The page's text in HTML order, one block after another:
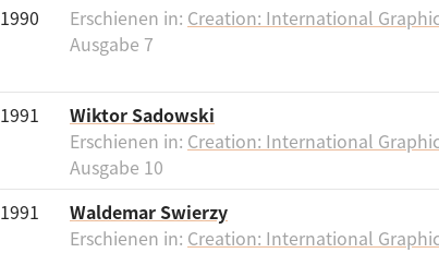
1990 Erschienen in: Creation: International
Ausgabe 7
1991
Wiktor Sadowski
Erschienen in: Creation: International
Ausgabe 10
1991
Waldemar Swierzy
Erschienen in: Creation: International